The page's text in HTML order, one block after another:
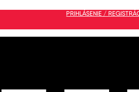
PRIHLÁSENIE /